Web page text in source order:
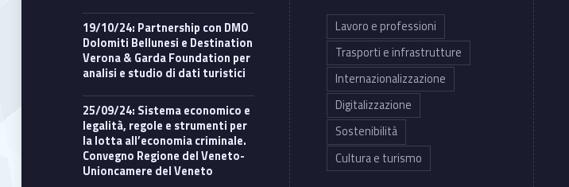
19/10/24: Partnership con DMO
Dolomiti Bellunesi e Destination
Verona & Garda Foundation per
analisi e studio di dati turistici
25/09/24: Sistema economico e
legalità, regole e strumenti per
la lotta all’economia criminale.
Convegno Regione del Veneto-
Unioncamere del Veneto
Lavoro e professioni
Trasporti e infrastrutture
Internazionalizzazione
Digitalizzazione
Sostenibilità
Cultura e turismo